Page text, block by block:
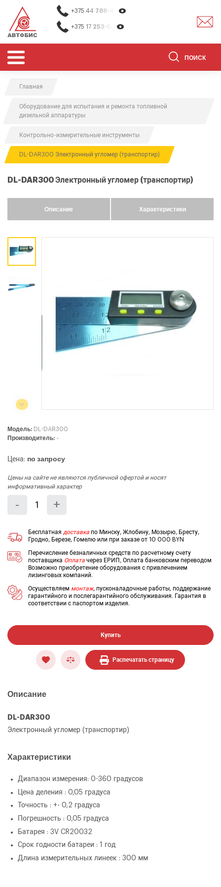
ОБОРУДОВАНИЕ ДЛЯ ОЧИСТКИ
О НАС
БРЕНДЫ
0
+375 44
+375 17
+375 29
Сервисный центр:
788-25-99
220004, г. Минск, ул. Западная,
СЕЛЬСКОХОЗЯЙСТВЕННАЯ ТЕХНИКА
+375 44 788-40-13
+375 17 253-03-26
Главная
Оборудование для испытания и ремонта топливной
дизельной аппаратуры
Контрольно-измерительные инструменты
DL-DAR300 Электронный угломер (транспортир)
DL-DAR300 Электронный угломер (транспортир)
Описание Характеристики
Модель:
DL-DAR300
Производитель: -
Цена: по запросу
Цены на сайте не являются публичной офертой и носят
информативный характер
- Уменьшить
на
еденицу
+
на
еденицу
Бесплатная доставка по Минску, Жлобину, Мозырю, Бресту,
Гродно, Березе, Гомелю или при заказе от 10 000 BYN
Перечисление безналичных средств по расчетному счету
поставщика Оплата через ЕРИП, Оплата банковским переводом
Возможно приобретение оборудования с привлечением
лизинговых компаний.
Осуществляем монтаж, пусконаладочные работы, поддержание
гарантийного и послегарантийного обслуживания. Гарантия в
соответствии с паспортом изделия.
Купить
Распечатать страницу
Описание
DL-DAR300
Электронный угломер (транспортир)
Характеристики
Диапазон измерения: 0-360 градусов
Цена деления : 0,05 градуса
Точность : +- 0,2 градуса
Погрешность : 0,05 градуса
Батарея : 3V CR20032
Срок годности батареи : 1 год
Длина измерительных линеек : 300 мм
(транспортир)
ЗАКАЗАТЬ ЗВОНОК